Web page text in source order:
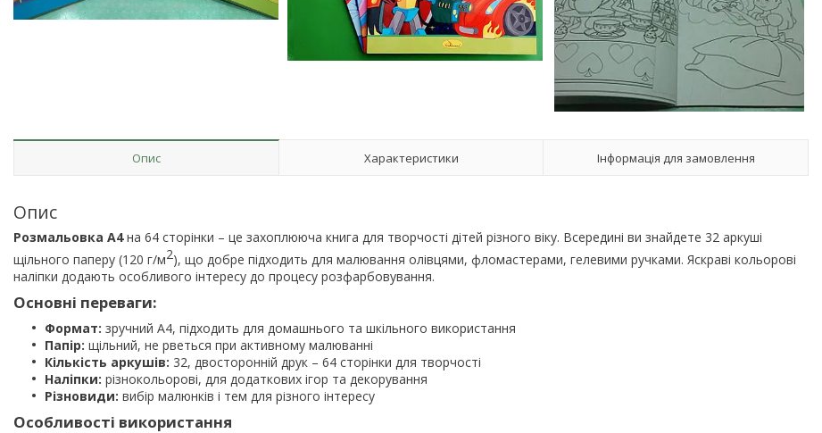
Опис Характеристики Інформація для замовлення
Опис
Розмальовка А4на 64 сторінки – це захоплююча книга для творчості дітей різного віку. Всередині ви знайдете 32 аркуші
щільного паперу (120 г/м2), що добре підходить для малювання олівцями, фломастерами, гелевими ручками. Яскраві кольорові
наліпки додають особливого інтересу до процесу розфарбовування.
Основні переваги:
Формат: зручний А4, підходить для домашнього та шкільного використання
Папір: щільний, не рветься при активному малюванні
Кількість аркушів: 32, двосторонній друк – 64 сторінки для творчості
Наліпки: різнокольорові, для додаткових ігор та декорування
Різновиди: вибір малюнків і тем для різного інтересу
Особливості використання